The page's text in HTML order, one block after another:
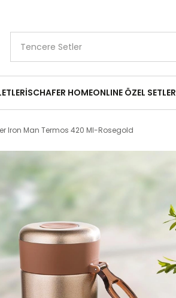
SCHAFER HOMEONLINE ÖZEL SETLER
Iron Man Termos 420 Ml-Rosegold
₺729,00